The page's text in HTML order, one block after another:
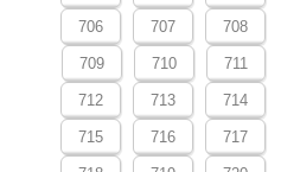
706 707 708
709 710 711
712 713 714
715 716 717